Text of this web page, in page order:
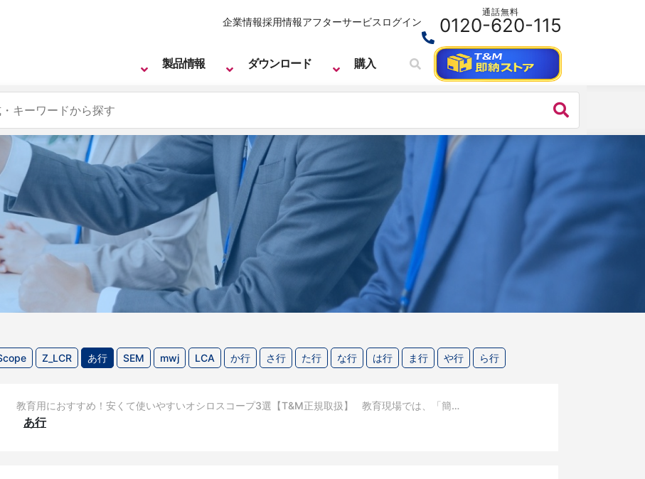
製品情報 ダウンロード 購入
企業情報採用情報アフターサービス ログイン
通話無料
0120-620-115
Z_LCR あ行 SEM mwj LCA か行 さ行 た行 な行 は行 ま行 や行 ら行
教育用におすすめ！安くて使いやすいオシロスコープ3選【T&M正規取扱】 教育現場では、「簡…
あ行